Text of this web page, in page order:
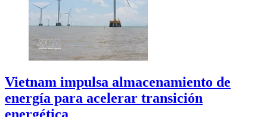
Vietnam impulsa almacenamiento de
energía para acelerar transición